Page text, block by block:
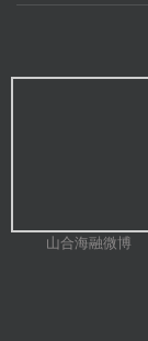
山合海融微博